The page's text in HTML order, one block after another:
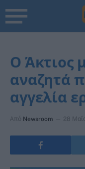
Ο Άκτιος
αναζητά
αγγελία
Από Newsroom 28